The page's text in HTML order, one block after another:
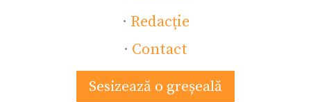
· Redacție
· Contact
Sesizează o greșeală